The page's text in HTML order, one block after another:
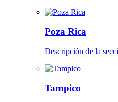
Poza Rica
Descripción de la
Tampico